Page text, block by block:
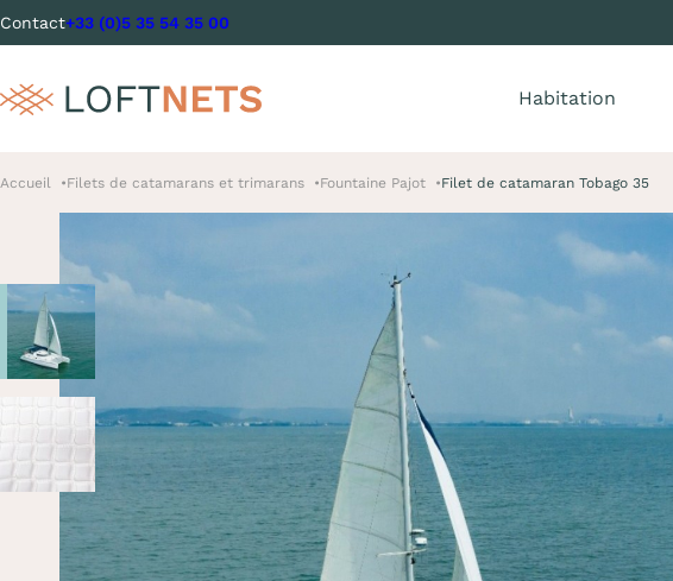
Contact+33 (0)5 35 54 35 00
Habitation
Accueil Filets de catamarans et trimarans Fountaine Pajot Filet de catamaran Tobago 35